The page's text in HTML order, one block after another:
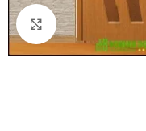
Click to enlarge